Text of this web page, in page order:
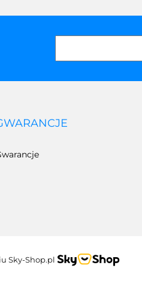
Sky-Shop.pl